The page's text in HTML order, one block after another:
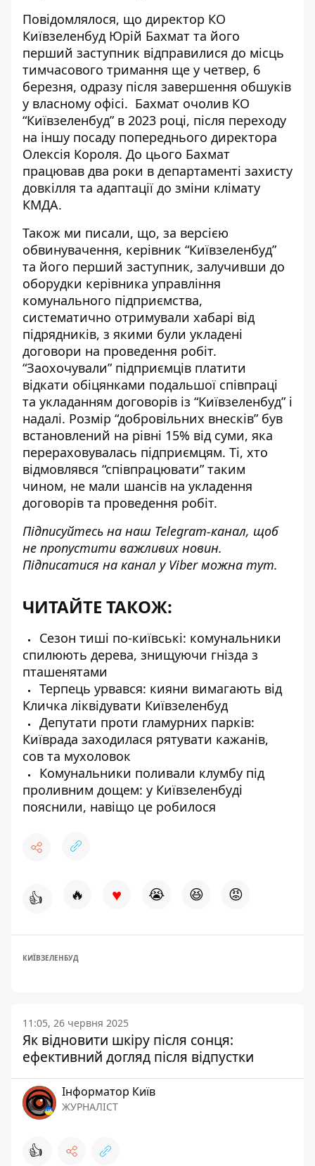
Повідомлялося, що директор КО
Київзеленбуд Юрій Бахмат та його
перший заступник відправилися до місць
тимчасового тримання ще у четвер, 6
березня, одразу після завершення обшуків
у власному офісі. Бахмат очолив КО
“Київзеленбуд” в 2023 році, після переходу
на іншу посаду попереднього директора
Олексія Короля. До цього Бахмат
працював два роки в департаменті захисту
довкілля та адаптації до зміни клімату
КМДА.
Також ми писали, що, за версією
обвинувачення, керівник “Київзеленбуд”
та його перший заступник, залучивши до
оборудки керівника управління
комунального підприємства,
систематично отримували хабарі від
підрядників, з якими були укладені
договори на проведення робіт.
“Заохочували” підприємців платити
відкати обіцянками подальшої співпраці
та укладанням договорів із “Київзеленбуд” і
надалі. Розмір “добровільних внесків” був
встановлений на рівні 15% від суми, яка
перераховувалась підприємцям. Ті, хто
відмовлявся “співпрацювати” таким
чином, не мали шансів на укладення
договорів та проведення робіт.
Підписуйтесь на наш Telegram-канал, щоб
не пропустити важливих новин.
Підписатися на канал у Viber можна тут.
ЧИТАЙТЕ ТАКОЖ:
Сезон тиші по-київські: комунальники
спилюють дерева, знищуючи гнізда з
пташенятами
Терпець урвався: кияни вимагають від
Кличка ліквідувати Київзеленбуд
Депутати проти гламурних парків:
Київрада заходилася рятувати кажанів,
сов та мухоловок
Комунальники поливали клумбу під
проливним дощем: у Київзеленбуді
пояснили, навіщо це робилося
👍 🔥 ♥ 😭 😆 😡
КИЇВЗЕЛЕНБУД
11:05, 26 червня 2025
Як відновити шкіру після сонця:
ефективний догляд після відпустки
Інформатор Київ
ЖУРНАЛІСТ
👍